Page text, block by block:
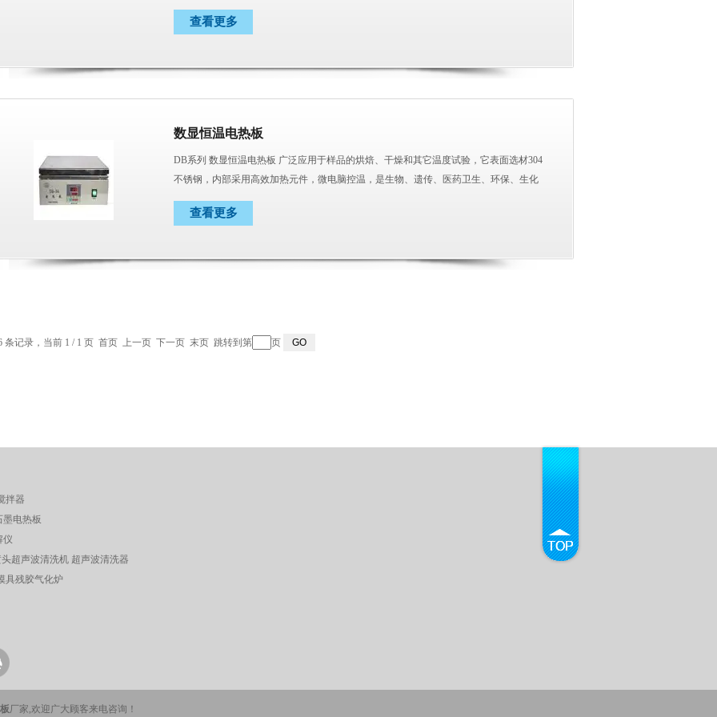
的*工具。
查看更多
数显恒温电热板
DB系列 数显恒温电热板 广泛应用于样品的烘焙、干燥和其它温度试验，它表面选材304
不锈钢，内部采用高效加热元件，微电脑控温，是生物、遗传、医药卫生、环保、生化
实验室、分析室、教育科研的*工具。
查看更多
条记录，当前 1 / 1 页 首页 上一页 下一页 末页 跳转到第 页
拌器
墨电热板
仪
超声波清洗机 超声波清洗器
具残胶气化炉
厂家,欢迎广大顾客来电咨询！